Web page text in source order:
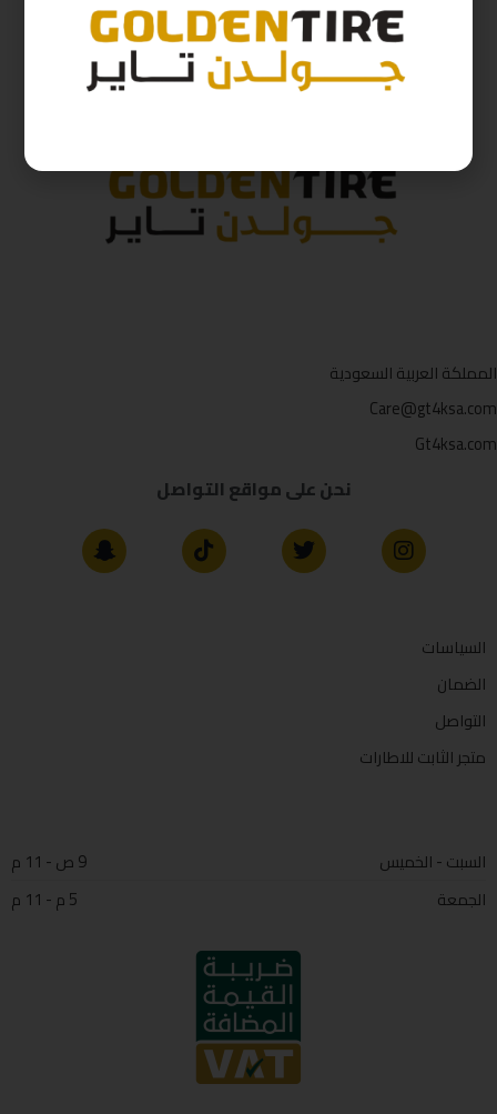
المملكة العربية السعودية
Care@gt4ksa.com
Gt4ksa.com
نحن على مواقع التواصل
السياسات
الضمان
التواصل
متجر الثابت للاطارات
السبت - الخميس
9 ص - 11 م
الجمعة
5 م - 11 م